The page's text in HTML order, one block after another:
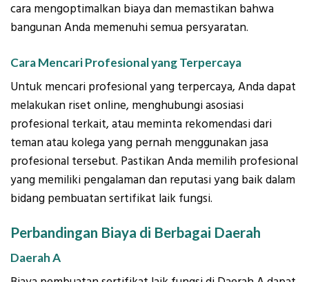
cara mengoptimalkan biaya dan memastikan bahwa
bangunan Anda memenuhi semua persyaratan.
Cara Mencari Profesional yang Terpercaya
Untuk mencari profesional yang terpercaya, Anda dapat
melakukan riset online, menghubungi asosiasi
profesional terkait, atau meminta rekomendasi dari
teman atau kolega yang pernah menggunakan jasa
profesional tersebut. Pastikan Anda memilih profesional
yang memiliki pengalaman dan reputasi yang baik dalam
bidang pembuatan sertifikat laik fungsi.
Perbandingan Biaya di Berbagai Daerah
Daerah A